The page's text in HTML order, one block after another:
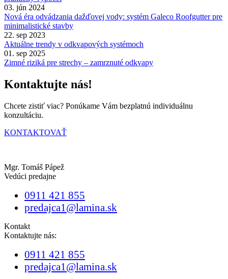
03. jún 2024
Nová éra odvádzania dažďovej vody: systém Galeco Roofgutter pre
minimalistické stavby
22. sep 2023
Aktuálne trendy v odkvapových systémoch
01. sep 2025
Zimné riziká pre strechy – zamrznuté odkvapy
Kontaktujte nás!
Chcete zistiť viac? Ponúkame Vám bezplatnú individuálnu
konzultáciu.
KONTAKTOVAŤ
Mgr. Tomáš Pápež
Vedúci predajne
0911 421 855
predajca1@lamina.sk
Kontakt
Kontaktujte nás:
0911 421 855
predajca1@lamina.sk